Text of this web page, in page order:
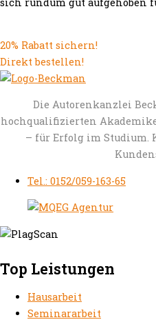
20% Rabatt sichern!
Direkt bestellen!
Die Autorenkanzlei
hochqualifizierten
– für Erfolg im Studium.
Tel.: 0152/059-163-65
Top Leistungen
Hausarbeit
Seminararbeit